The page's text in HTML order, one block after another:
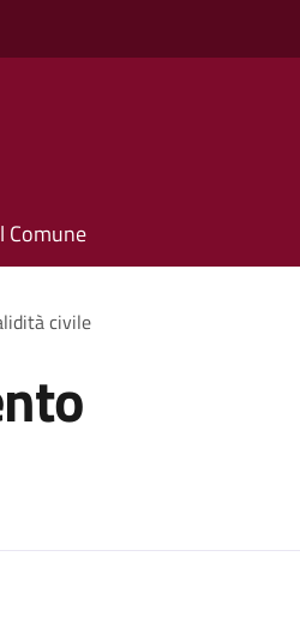
Comune
civile